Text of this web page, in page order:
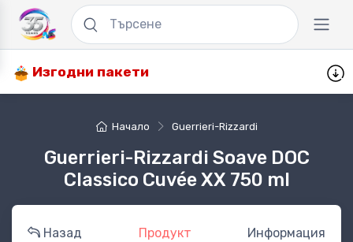
Изгодни пакети
Начало Guerrieri-Rizzardi
Guerrieri-Rizzardi Soave DOC
Classico Cuvée XX 750 ml
Назад Продукт Информация